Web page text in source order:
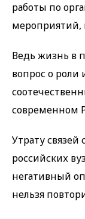
работы по
мероприятий,
Ведь жизнь в
вопрос о
современном
Утрату
российских
негативный
нельзя